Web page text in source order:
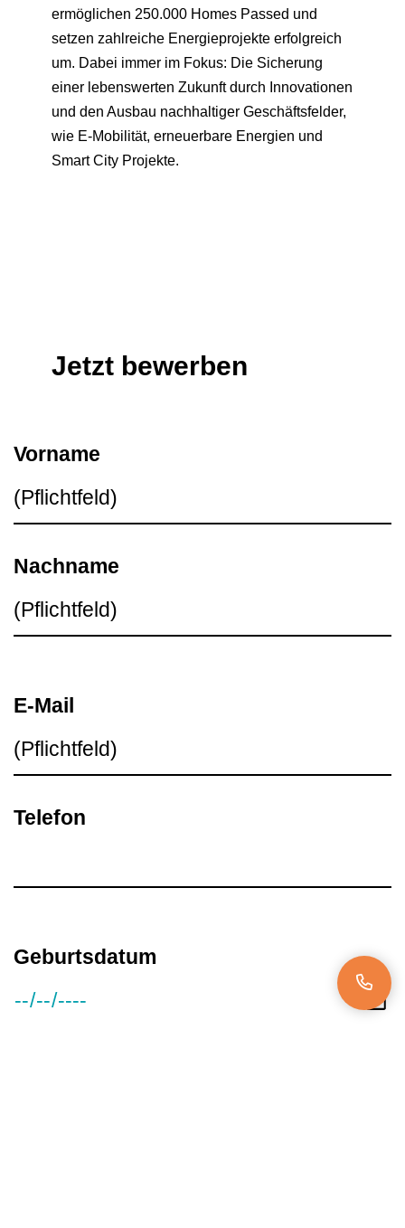
ermöglichen 250.000 Homes Passed und
setzen zahlreiche Energieprojekte erfolgreich
um. Dabei immer im Fokus: Die Sicherung
einer lebenswerten Zukunft durch Innovationen
und den Ausbau nachhaltiger Geschäftsfelder,
wie E-Mobilität, erneuerbare Energien und
Smart City Projekte.
Jetzt bewerben
Vorname
Nachname
E-Mail
Telefon
Geburtsdatum